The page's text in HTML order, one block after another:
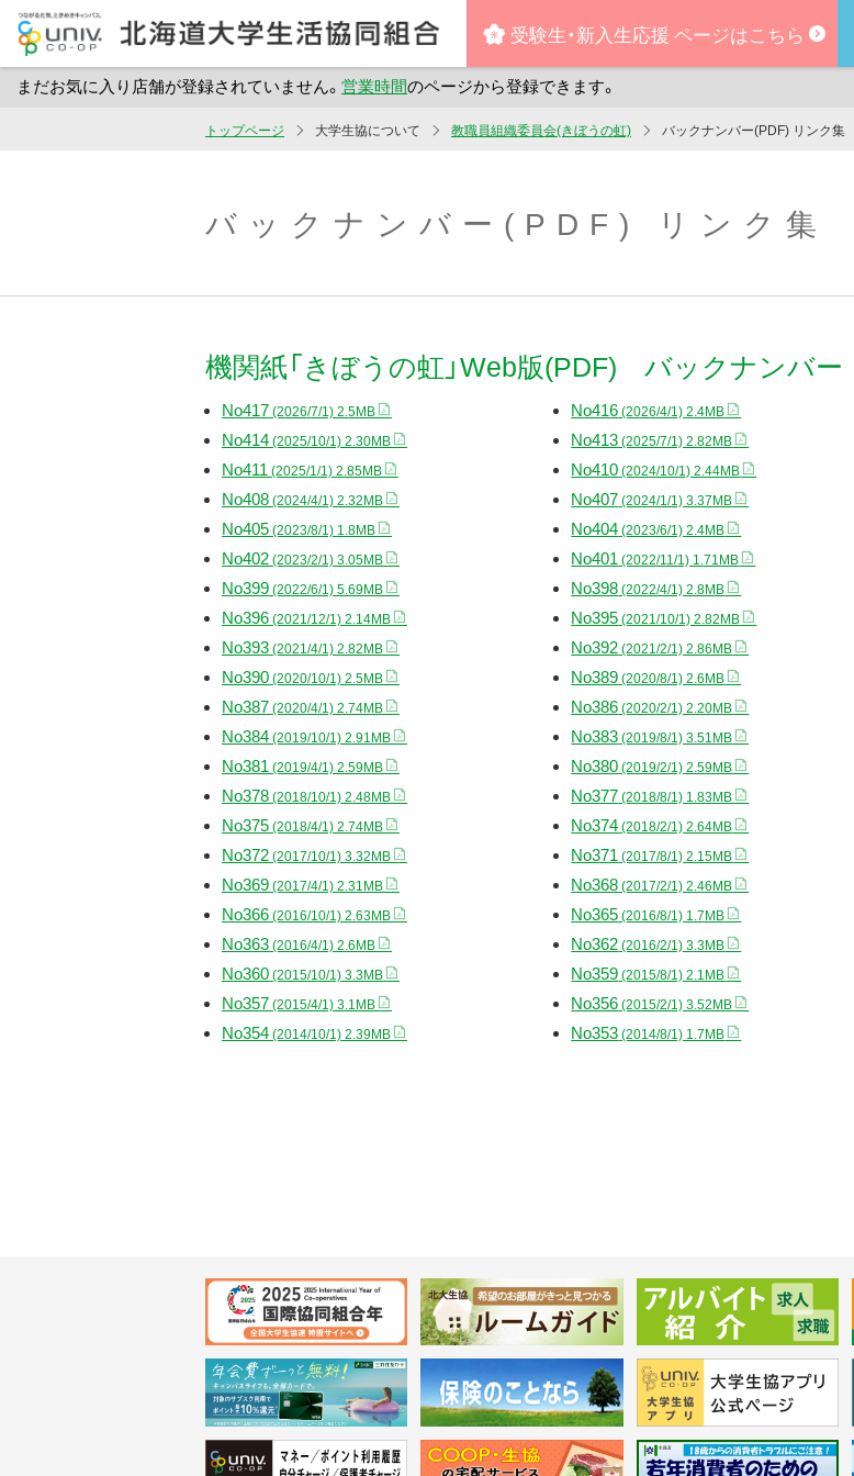
ン
受験生・新入生応援 ページはこちら
まだお気に入り店舗が登録されていません。 営業時間のページから登録できます。
トップページ 大学生協について 教職員組織委員会(きぼうの虹) バックナンバー(PDF) リンク集
バックナンバー(PDF) リンク集
機関紙「きぼうの虹」Web版(PDF) バックナンバー
No417(2026/7/1) 2.5MB No416(2026/4/1) 2.4MB
No414(2025/10/1) 2.30MB No413(2025/7/1) 2.82MB
No411(2025/1/1) 2.85MB No410(2024/10/1) 2.44MB
No408(2024/4/1) 2.32MB No407(2024/1/1) 3.37MB
No405(2023/8/1) 1.8MB No404(2023/6/1) 2.4MB
No402(2023/2/1) 3.05MB No401(2022/11/1) 1.71MB
No399(2022/6/1) 5.69MB No398(2022/4/1) 2.8MB
No396(2021/12/1) 2.14MB No395(2021/10/1) 2.82MB
No393(2021/4/1) 2.82MB No392(2021/2/1) 2.86MB
No390(2020/10/1) 2.5MB No389(2020/8/1) 2.6MB
No387(2020/4/1) 2.74MB No386(2020/2/1) 2.20MB
No384(2019/10/1) 2.91MB No383(2019/8/1) 3.51MB
No381(2019/4/1) 2.59MB No380(2019/2/1) 2.59MB
No378(2018/10/1) 2.48MB No377(2018/8/1) 1.83MB
No375(2018/4/1) 2.74MB No374(2018/2/1) 2.64MB
No372(2017/10/1) 3.32MB No371(2017/8/1) 2.15MB
No369(2017/4/1) 2.31MB No368(2017/2/1) 2.46MB
No366(2016/10/1) 2.63MB No365(2016/8/1) 1.7MB
No363(2016/4/1) 2.6MB No362(2016/2/1) 3.3MB
No360(2015/10/1) 3.3MB No359(2015/8/1) 2.1MB
No357(2015/4/1) 3.1MB No356(2015/2/1) 3.52MB
No354(2014/10/1) 2.39MB No353(2014/8/1) 1.7MB